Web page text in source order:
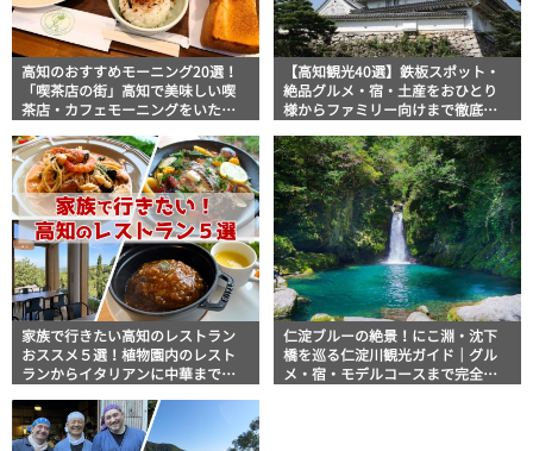
高知のおすすめモーニング20選！
「喫茶店の街」高知で美味しい喫
茶店・カフェモーニングをいただ
【高知観光40選】鉄板スポット・
絶品グルメ・宿・土産をおひとり
様からファミリー向けまで徹底解
家族で行きたい高知のレストラン
おススメ５選！植物園内のレスト
ランからイタリアンに中華まで楽
仁淀ブルーの絶景！にこ淵・沈下
橋を巡る仁淀川観光ガイド｜グル
メ・宿・モデルコースまで完全網